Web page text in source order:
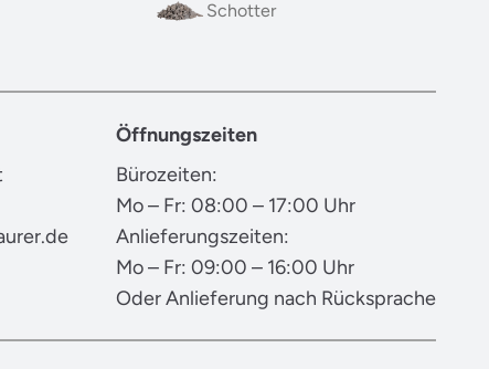
Schotter
Öffnungszeiten
Bürozeiten:
Mo – Fr: 08:00 – 17:00 Uhr
Anlieferungszeiten:
Mo – Fr: 09:00 – 16:00 Uhr
Oder Anlieferung nach Rücksprache